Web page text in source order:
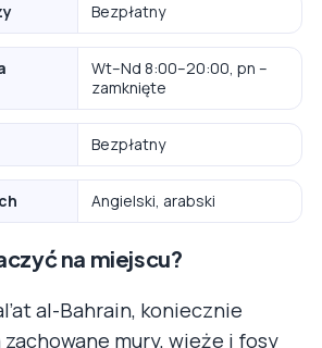
Bezpłatny
Wt–Nd 8:00–20:00, pn –
zamknięte
Bezpłatny
Angielski, arabski
na miejscu?
al-Bahrain, koniecznie
zachowane mury, wieże i fosy